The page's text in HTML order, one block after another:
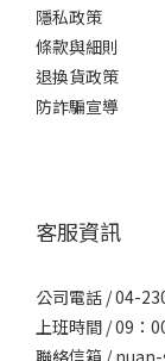
隱私政策
條款與細則
退換貨政策
防詐騙宣導
客服資訊
公司電話 / 04-
上班時間 / 09：
聯絡信箱 /